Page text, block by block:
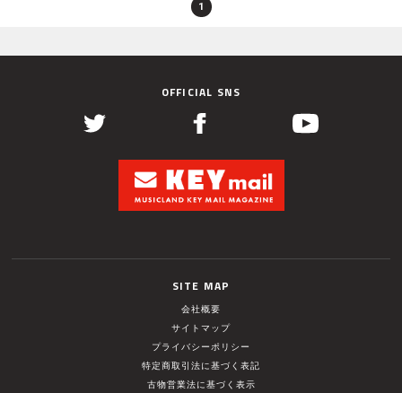
1
OFFICIAL SNS
SITE MAP
会社概要
サイトマップ
プライバシーポリシー
特定商取引法に基づく表記
古物営業法に基づく表示